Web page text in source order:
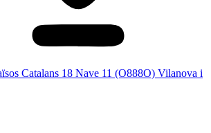
Catalans 18 Nave 11 (O888O) Vilanova i